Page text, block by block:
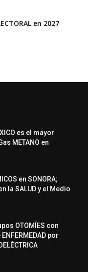
en 2027
es el mayor
METANO en
en SONORA;
la SALUD y el Medio
OTOMÍES con
por